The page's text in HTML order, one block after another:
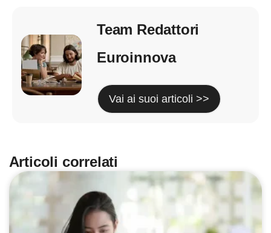
Team Redattori
Euroinnova
Vai ai suoi articoli >>
Articoli correlati